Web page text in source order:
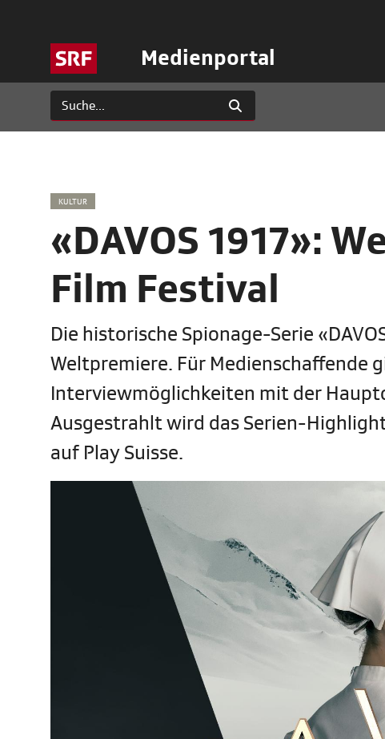
Medienportal
KULTUR
«DAVOS 1917»:
Film Festival
Die historische Spionage-Serie
Weltpremiere. Für Medienschaffende
Interviewmöglichkeiten mit der
Ausgestrahlt wird das Serien-Highlight
auf Play Suisse.